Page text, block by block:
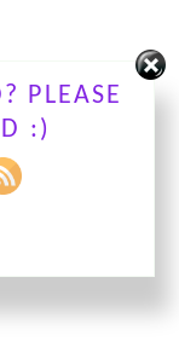
PLEASE
:)